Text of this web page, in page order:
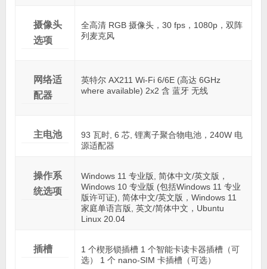
摄像头
选项
全高清 RGB 摄像头，30 fps，1080p，双阵
列麦克风
网络适
配器
英特尔 AX211 Wi-Fi 6/6E (高达 6GHz
where available) 2x2 含 蓝牙 无线
主电池
93 瓦时, 6 芯, 锂离子聚合物电池，240W 电
源适配器
操作系
统选项
Windows 11 专业版, 简体中文/英文版，
Windows 10 专业版 (包括Windows 11 专业
版许可证), 简体中文/英文版，Windows 11
家庭单语言版, 英文/简体中文，Ubuntu
Linux 20.04
插槽
1 个楔形锁插槽 1 个智能卡读卡器插槽（可
选） 1 个 nano-SIM 卡插槽（可选）